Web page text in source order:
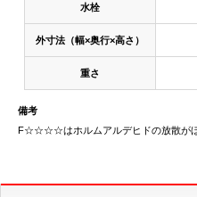
水栓
外寸法（幅×奥行×高さ）
重さ
備考
F☆☆☆☆はホルムアルデヒドの放散がほ